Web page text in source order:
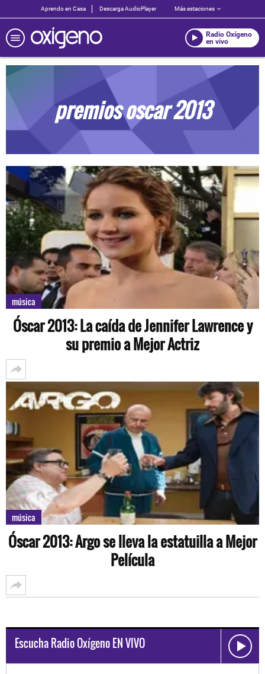
Aprendo en Casa Descarga AudioPlayer Más estaciones
Radio Oxígeno
en vivo
premios oscar 2013
música
Óscar 2013: La caída de Jennifer Lawrence y
su premio a Mejor Actriz
música
Óscar 2013: Argo se lleva la estatuilla a Mejor
Película
Escucha Radio Oxígeno EN VIVO